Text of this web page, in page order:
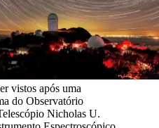
vistos após uma
do Observatório
Nicholas U.